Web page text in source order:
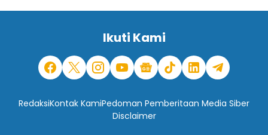
Ikuti Kami
RedaksiKontak KamiPedoman Pemberitaan Media Siber
Disclaimer